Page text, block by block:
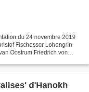
du 24 novembre 2019
Fischesser Lohengrin
Oostrum Friedrich von
d'Hanokh